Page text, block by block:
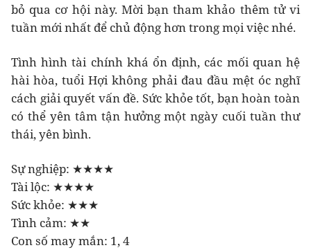
bỏ qua cơ hội này. Mời bạn tham khảo thêm tử vi
tuần mới nhất để chủ động hơn trong mọi việc nhé.
Tình hình tài chính khá ổn định, các mối quan hệ
hài hòa, tuổi Hợi không phải đau đầu mệt óc nghĩ
cách giải quyết vấn đề. Sức khỏe tốt, bạn hoàn toàn
có thể yên tâm tận hưởng một ngày cuối tuần thư
thái, yên bình.
Sự nghiệp: ★★★★
Tài lộc: ★★★★
Sức khỏe: ★★★
Tình cảm: ★★
Con số may mắn: 1, 4